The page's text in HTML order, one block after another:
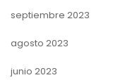
septiembre 2023
agosto 2023
junio 2023